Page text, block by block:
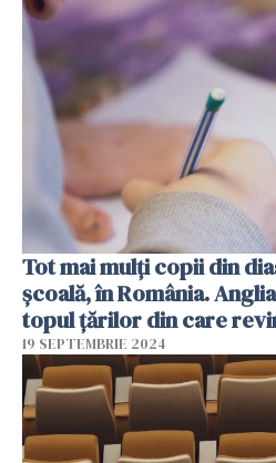
Tot mai mulți copii din
școală, în România.
topul țărilor din care
19 SEPTEMBRIE 2024